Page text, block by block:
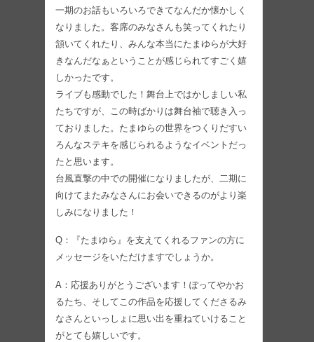
一期のお話もいろいろできてなんだか懐かしく
なりました。客席のみなさんも笑ってくれたり
頷いてくれたり、みんな本当にたまゆらが大好
きなんだなぁということが感じられてすごく嬉
しかったです。
ライブも感動でした！舞台上ではかしましい私
たちですが、この時ばかりは舞台袖で聴き入っ
ておりました。たまゆらの世界をつくりだすい
ろんなステキを感じられるようなイベントだっ
たと思います。
台風直撃の中での開催になりましたが、二期に
向けてまたみなさんにお会いできるのがより楽
しみになりました！
Q：『たまゆら』を支えてくれるファンの方に
メッセージをいただけますでしょうか。
A：応援ありがとうございます！ぽってやかお
るたち、そしてこの作品を応援してくださるみ
なさんといっしょに思い出を重ねていけること
がとても嬉しいです。